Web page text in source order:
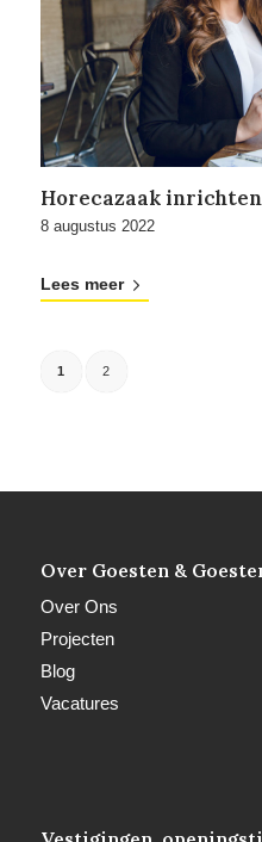
Horecazaak
8 augustus 2022
Lees meer
1 2
Over Goesten &
Over Ons
Projecten
Blog
Vacatures